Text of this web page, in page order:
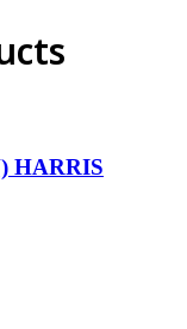
HARRIS